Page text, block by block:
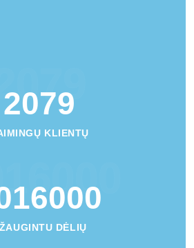
2079
2079
KLIENTŲ
DĖLIŲ